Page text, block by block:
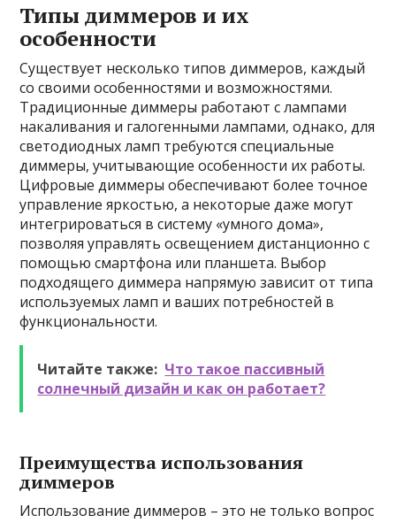
Типы диммеров и их
особенности
Существует несколько типов диммеров, каждый
со своими особенностями и возможностями.
Традиционные диммеры работают с лампами
накаливания и галогенными лампами, однако, для
светодиодных ламп требуются специальные
диммеры, учитывающие особенности их работы.
Цифровые диммеры обеспечивают более точное
управление яркостью, а некоторые даже могут
интегрироваться в систему «умного дома»,
позволяя управлять освещением дистанционно с
помощью смартфона или планшета. Выбор
подходящего диммера напрямую зависит от типа
используемых ламп и ваших потребностей в
функциональности.
Читайте также: Что такое пассивный
солнечный дизайн и как он работает?
Преимущества использования
диммеров
Использование диммеров – это не только вопрос